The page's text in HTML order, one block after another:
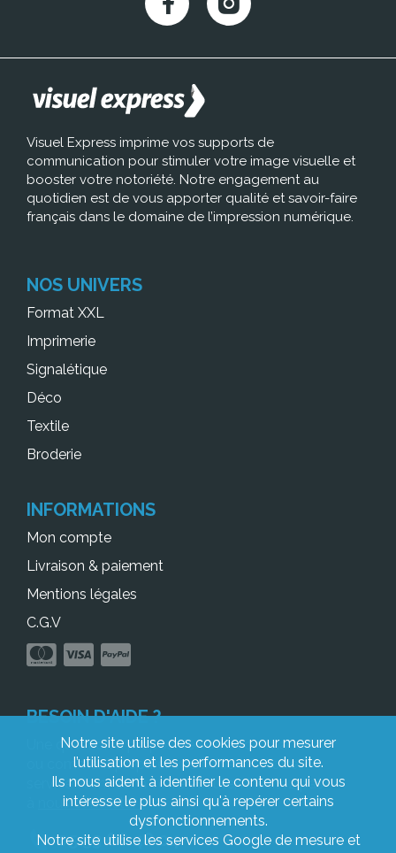
Visuel Express imprime vos supports de
communication pour stimuler votre image visuelle et
booster votre notoriété. Notre engagement au
quotidien est de vous apporter qualité et savoir-faire
français dans le domaine de l’impression numérique.
NOS UNIVERS
Format XXL
Imprimerie
Signalétique
Déco
Textile
Broderie
INFORMATIONS
Mon compte
Livraison & paiement
Mentions légales
C.G.V
BESOIN D'AIDE ?
Une question à propos de votre commande
ou comment préparer vos fichiers ? Notre
service client est à votre écoute, n’hésitez pas
nous contacter !
05 53 68 48 04
Notre site utilise des cookies pour mesurer
l’utilisation et les performances du site.
Ils nous aident à identifier le contenu qui vous
intéresse le plus ainsi qu'à repérer certains
dysfonctionnements.
Notre site utilise les services Google de mesure et